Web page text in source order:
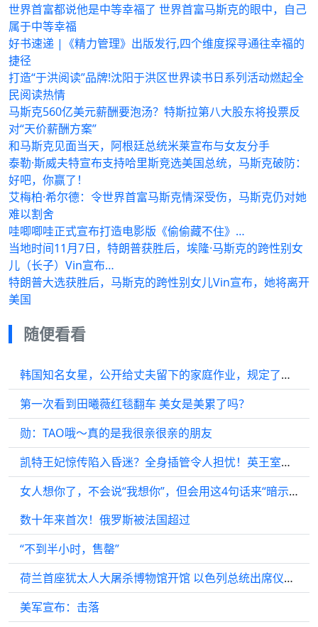
世界首富都说他是中等幸福了 世界首富马斯克的眼中，自己
属于中等幸福
好书速递 |《精力管理》出版发行,四个维度探寻通往幸福的
捷径
打造“于洪阅读”品牌!沈阳于洪区世界读书日系列活动燃起全
民阅读热情
马斯克560亿美元薪酬要泡汤？特斯拉第八大股东将投票反
对“天价薪酬方案”
和马斯克见面当天，阿根廷总统米莱宣布与女友分手
泰勒·斯威夫特宣布支持哈里斯竞选美国总统，马斯克破防：
好吧，你赢了！
艾梅柏·希尔德：令世界首富马斯克情深受伤，马斯克仍对她
难以割舍
哇唧唧哇正式宣布打造电影版《偷偷藏不住》…
当地时间11月7日，特朗普获胜后，埃隆·马斯克的跨性别女
儿（长子）Vin宣布…
特朗普大选获胜后，马斯克的跨性别女儿Vin宣布，她将离开
美国
随便看看
韩国知名女星，公开给丈夫留下的家庭作业，规定了每天要做的事情
第一次看到田曦薇红毯翻车 美女是美累了吗？
勋：TAO哦～真的是我很亲很亲的朋友
凯特王妃惊传陷入昏迷？全身插管令人担忧！英王室该何去何从？
女人想你了，不会说“我想你”，但会用这4句话来“暗示”你！
数十年来首次！俄罗斯被法国超过
“不到半小时，售罄”
荷兰首座犹太人大屠杀博物馆开馆 以色列总统出席仪式抗议声不断
美军宣布：击落